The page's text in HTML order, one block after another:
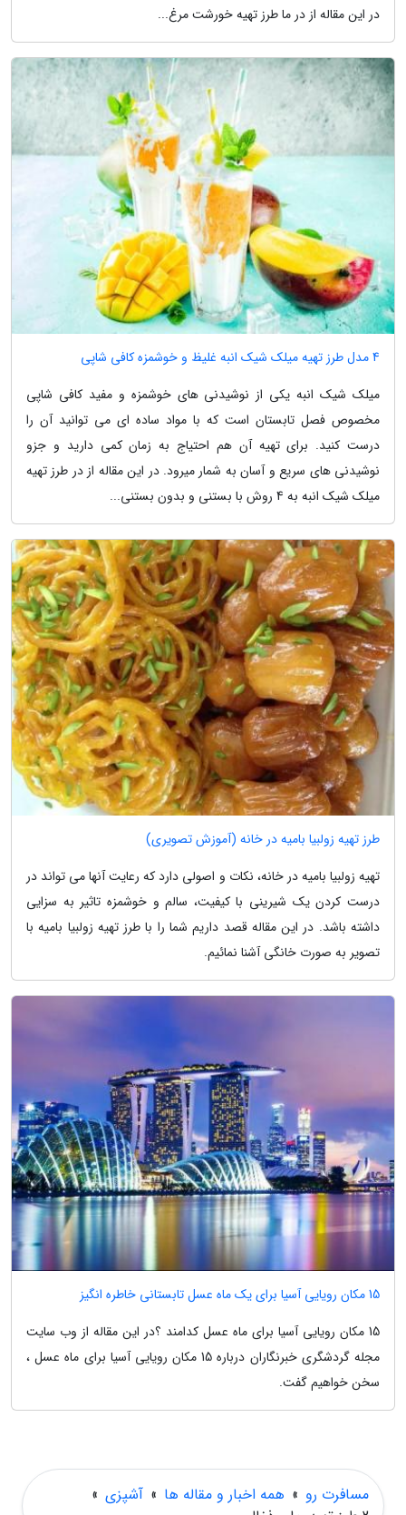
در این مقاله از در ما طرز تهیه خورشت مرغ...
4 مدل طرز تهیه میلک شیک انبه غلیظ و خوشمزه کافی شاپی
میلک شیک انبه یکی از نوشیدنی های خوشمزه و مفید کافی شاپی
مخصوص فصل تابستان است که با مواد ساده ای می توانید آن را
درست کنید. برای تهیه آن هم احتیاج به زمان کمی دارید و جزو
نوشیدنی های سریع و آسان به شمار میرود. در این مقاله از در طرز تهیه
میلک شیک انبه به 4 روش با بستنی و بدون بستنی...
طرز تهیه زولبیا بامیه در خانه (آموزش تصویری)
تهیه زولبیا بامیه در خانه، نکات و اصولی دارد که رعایت آنها می تواند در
درست کردن یک شیرینی با کیفیت، سالم و خوشمزه تاثیر به سزایی
داشته باشد. در این مقاله قصد داریم شما را با طرز تهیه زولبیا بامیه با
تصویر به صورت خانگی آشنا نمائیم.
15 مکان رویایی آسیا برای یک ماه عسل تابستانی خاطره انگیز
15 مکان رویایی آسیا برای ماه عسل کدامند ؟در این مقاله از وب سایت
مجله گردشگری خبرنگاران درباره 15 مکان رویایی آسیا برای ماه عسل ،
سخن خواهیم گفت.
مسافرت رو » همه اخبار و مقاله ها » آشپزی »